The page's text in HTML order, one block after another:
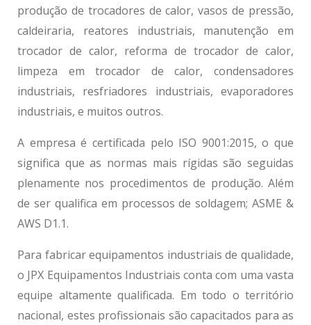
produção de trocadores de calor, vasos de pressão,
caldeiraria, reatores industriais, manutenção em
trocador de calor, reforma de trocador de calor,
limpeza em trocador de calor, condensadores
industriais, resfriadores industriais, evaporadores
industriais, e muitos outros.
A empresa é certificada pelo ISO 9001:2015, o que
significa que as normas mais rígidas são seguidas
plenamente nos procedimentos de produção. Além
de ser qualifica em processos de soldagem; ASME &
AWS D1.1.
Para fabricar equipamentos industriais de qualidade,
o JPX Equipamentos Industriais conta com uma vasta
equipe altamente qualificada. Em todo o território
nacional, estes profissionais são capacitados para as